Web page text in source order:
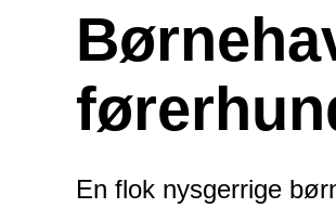
her:
En flok nysgerrige